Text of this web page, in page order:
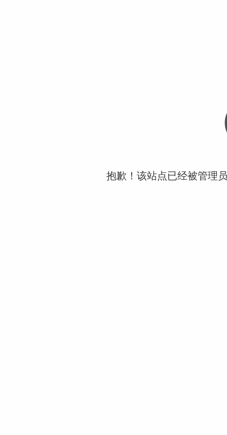
抱歉！该站点已经被管理